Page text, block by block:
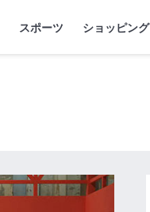
スポーツ ショッピング